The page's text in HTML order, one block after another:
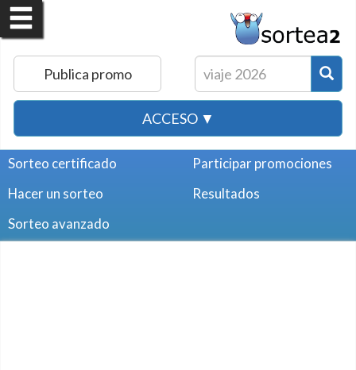
Publica promo
ACCESO ▼
Sorteo certificado
Hacer un sorteo
Sorteo avanzado
Participar promociones
Resultados